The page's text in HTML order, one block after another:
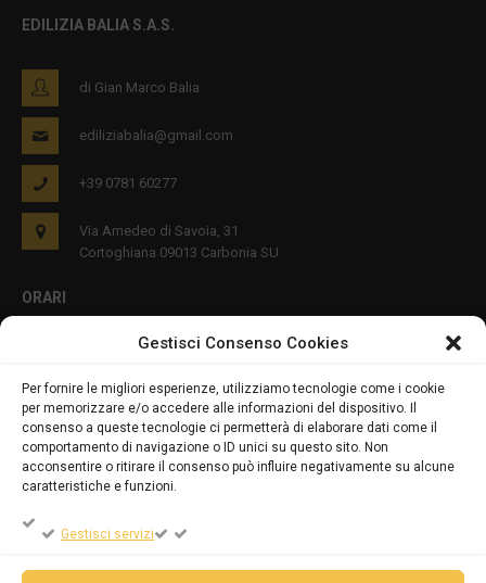
Gestisci Consenso Cookies
Per fornire le migliori esperienze, utilizziamo tecnologie come i cookie
per memorizzare e/o accedere alle informazioni del dispositivo. Il
consenso a queste tecnologie ci permetterà di elaborare dati come il
comportamento di navigazione o ID unici su questo sito. Non
acconsentire o ritirare il consenso può influire negativamente su alcune
caratteristiche e funzioni.
Gestisci servizi
EDILIZIA BALIA S.A.S.
di Gian Marco Balia
ediliziabalia@gmail.com
+39 0781 60277
Via Amedeo di Savoia, 31
Cortoghiana 09013 Carbonia SU
ORARI
PRIVACY E COOKIES
DICHIARAZIONE SULLA PRIVACY (UE)
COOKIE POLICY (UE)